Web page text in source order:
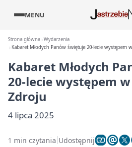
MENU
Strona główna Wydarzenia
Kabaret Młodych Panów świętuje 20-lecie występem
Kabaret Młodych
20-lecie występem
Zdroju
4 lipca 2025
1 min czytania Udostępnij